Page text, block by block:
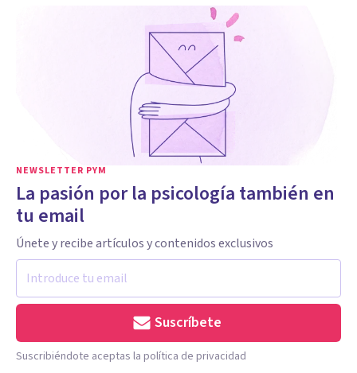
NEWSLETTER PYM
La pasión por la psicología también en
tu email
Únete y recibe artículos y contenidos exclusivos
Suscríbete
Suscribiéndote aceptas la política de privacidad